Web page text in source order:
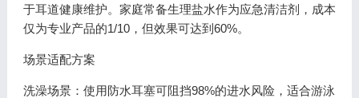
于耳道健康维护。家庭常备生理盐水作为应急清洁剂，成本
仅为专业产品的1/10，但效果可达到60%。
场景适配方案
洗澡场景：使用防水耳塞可阻挡98%的进水风险，适合游泳